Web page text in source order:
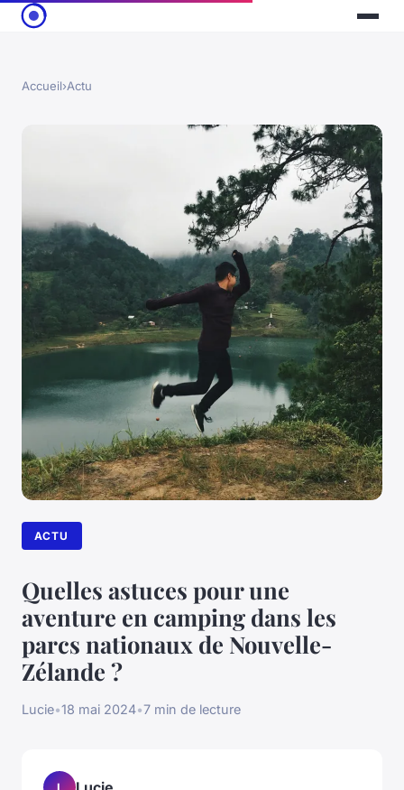
Accueil›Actu
ACTU
Quelles astuces pour une
aventure en camping dans les
parcs nationaux de Nouvelle-
Zélande ?
Lucie•18 mai 2024•7 min de lecture